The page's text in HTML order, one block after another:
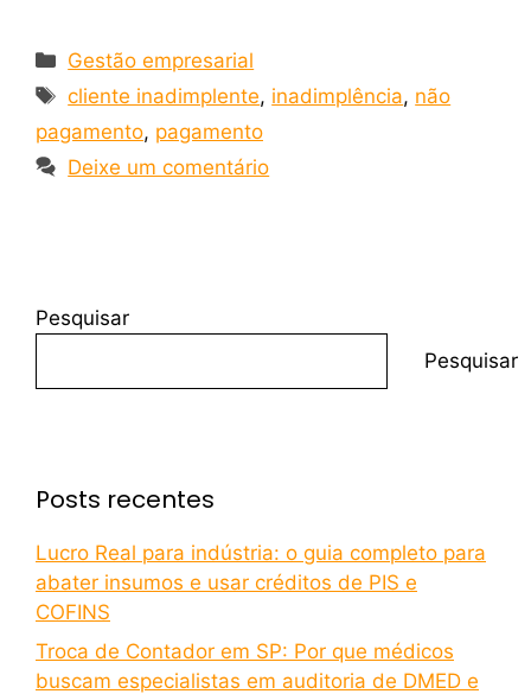
Gestão empresarial
cliente inadimplente, inadimplência, não
pagamento, pagamento
Deixe um comentário
Pesquisar
Pesquisar
Posts recentes
Lucro Real para indústria: o guia completo para
abater insumos e usar créditos de PIS e
COFINS
Troca de Contador em SP: Por que médicos
buscam especialistas em auditoria de DMED e